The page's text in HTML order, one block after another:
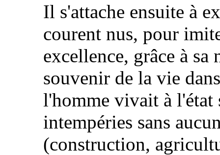
Il s'attache ensuite à
courent nus, pour
excellence, grâce à sa
souvenir de la vie
l'homme vivait à l'état
intempéries sans
(construction,